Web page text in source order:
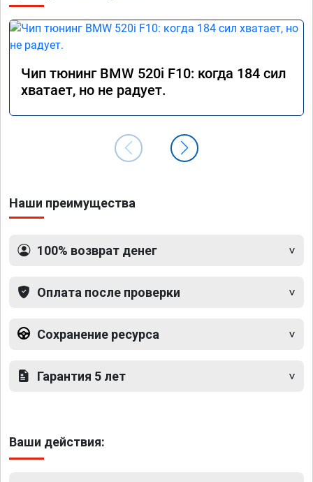
Чип тюнинг BMW 520i F10: когда 184 сил
хватает, но не радует.
Наши преимущества
100% возврат денег
Оплата после проверки
Сохранение ресурса
Гарантия 5 лет
Ваши действия: